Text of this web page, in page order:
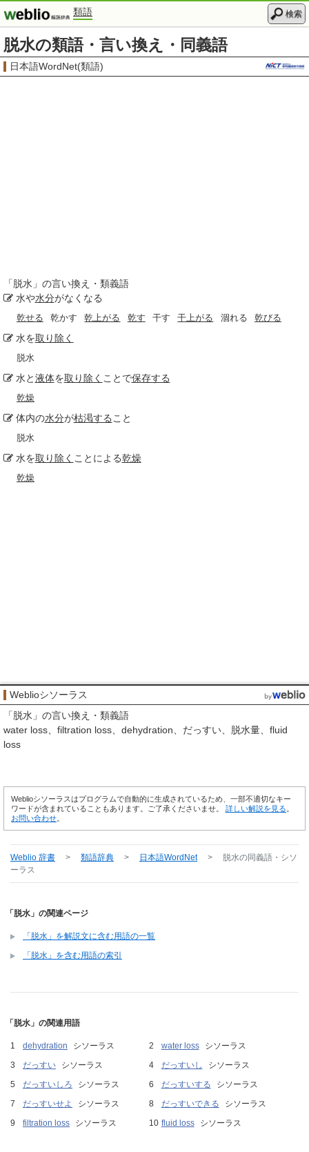
類語 検索
脱水の類語・言い換え・同義語
日本語WordNet(類語)
「脱水 」の言い換え・類義語
水や水分がなくなる
乾せる 乾かす 乾上がる 乾す 干す 干上がる 涸れる 乾びる
水を取り除く
脱水
水と液体を取り除く ことで保存する
乾燥
体内の水分が枯渇する こと
脱水
水を取り除く ことによる乾燥
乾燥
Weblioシソーラス
「脱水 」の言い換え・類義語
water loss
filtration loss dehydration だっすい 脱水量
fluid
loss
Weblioシソーラスはプログラムで自動的に生成されているため、一部不適切なキー
ワードが含まれていることもあります。ご了承くださいませ。 詳しい解説を見る
お問い合わせ
Weblio 辞書 > 類語辞典 > 日本語WordNet > 脱水の同義語・シソ
ーラス
「脱水」の関連ページ
「脱水」を解説文に含む用語の一覧
「脱水」を含む用語の索引
「脱水」の関連用語
dehydration シソーラス water loss
シソーラス
だっすい
シソーラス だっすいし
シソーラス
だっすいしろ
シソーラス だっすいする
シソーラス
だっすいせよ
シソーラス だっすいできる
シソーラス
filtration loss
シソーラス fluid loss シソーラス